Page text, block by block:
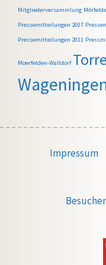
Mitgliederversammlung
Pressemitteilungen 2007
Pressemitteilungen 2011
Moerfelden-Walldorf
Impressum